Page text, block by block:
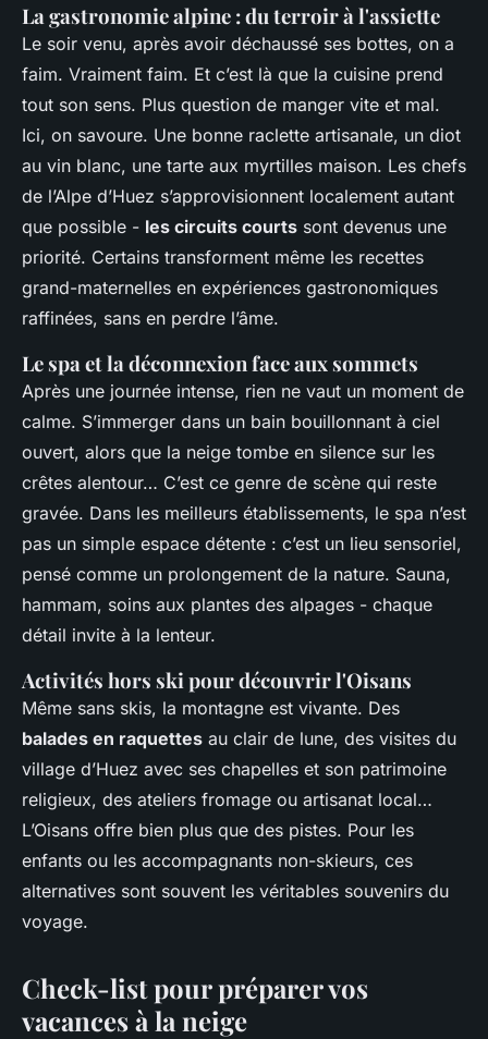
La gastronomie alpine : du terroir à l'assiette
Le soir venu, après avoir déchaussé ses bottes, on a
faim. Vraiment faim. Et c’est là que la cuisine prend
tout son sens. Plus question de manger vite et mal.
Ici, on savoure. Une bonne raclette artisanale, un diot
au vin blanc, une tarte aux myrtilles maison. Les chefs
de l’Alpe d’Huez s’approvisionnent localement autant
que possible - les circuits courts sont devenus une
priorité. Certains transforment même les recettes
grand-maternelles en expériences gastronomiques
raffinées, sans en perdre l’âme.
Le spa et la déconnexion face aux sommets
Après une journée intense, rien ne vaut un moment de
calme. S’immerger dans un bain bouillonnant à ciel
ouvert, alors que la neige tombe en silence sur les
crêtes alentour… C’est ce genre de scène qui reste
gravée. Dans les meilleurs établissements, le spa n’est
pas un simple espace détente : c’est un lieu sensoriel,
pensé comme un prolongement de la nature. Sauna,
hammam, soins aux plantes des alpages - chaque
détail invite à la lenteur.
Activités hors ski pour découvrir l'Oisans
Même sans skis, la montagne est vivante. Des
balades en raquettes au clair de lune, des visites du
village d’Huez avec ses chapelles et son patrimoine
religieux, des ateliers fromage ou artisanat local…
L’Oisans offre bien plus que des pistes. Pour les
enfants ou les accompagnants non-skieurs, ces
alternatives sont souvent les véritables souvenirs du
voyage.
Check-list pour préparer vos
vacances à la neige